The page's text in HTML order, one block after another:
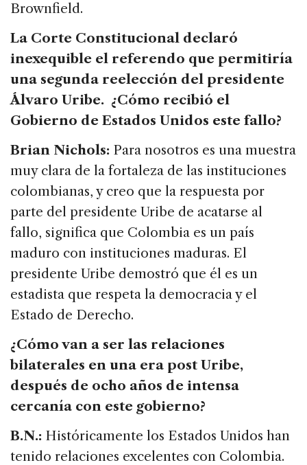
Brownfield.
La Corte Constitucional declaró
inexequible el referendo que permitiría
una segunda reelección del presidente
Álvaro Uribe. ¿Cómo recibió el
Gobierno de Estados Unidos este fallo?
Brian Nichols: Para nosotros es una muestra
muy clara de la fortaleza de las instituciones
colombianas, y creo que la respuesta por
parte del presidente Uribe de acatarse al
fallo, significa que Colombia es un país
maduro con instituciones maduras. El
presidente Uribe demostró que él es un
estadista que respeta la democracia y el
Estado de Derecho.
¿Cómo van a ser las relaciones
bilaterales en una era post Uribe,
después de ocho años de intensa
cercanía con este gobierno?
B.N.: Históricamente los Estados Unidos han
tenido relaciones excelentes con Colombia.